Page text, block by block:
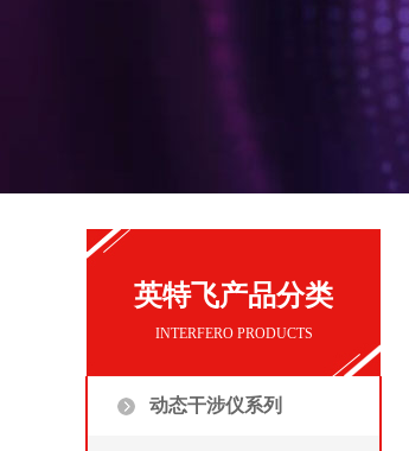
英特飞产品分类
INTERFERO PRODUCTS
动态干涉仪系列